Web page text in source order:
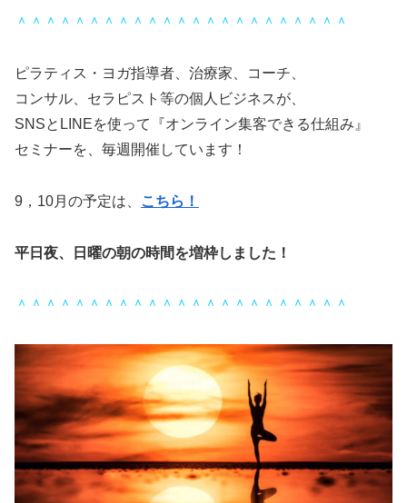
＾＾＾＾＾＾＾＾＾＾＾＾＾＾＾＾＾＾＾＾＾＾＾
ピラティス・ヨガ指導者、治療家、コーチ、
コンサル、セラピスト等の個人ビジネスが、
SNSとLINEを使って『オンライン集客できる仕組み』
セミナーを、毎週開催しています！
9，10月の予定は、 こちら！
平日夜、日曜の朝の時間を増枠しました！
＾＾＾＾＾＾＾＾＾＾＾＾＾＾＾＾＾＾＾＾＾＾＾